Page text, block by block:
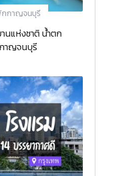
กกาญจนบุรี
นแห่งชาติ น้ำตก
าญจนบุรี